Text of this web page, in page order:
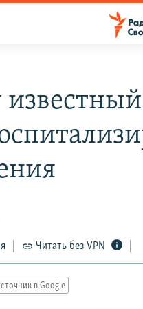
Читать без VPN
в Google